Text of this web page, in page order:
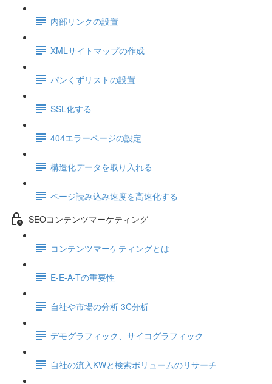
内部リンクの設置
XMLサイトマップの作成
パンくずリストの設置
SSL化する
404エラーページの設定
構造化データを取り入れる
ページ読み込み速度を高速化する
SEOコンテンツマーケティング
コンテンツマーケティングとは
E-E-A-Tの重要性
自社や市場の分析 3C分析
デモグラフィック、サイコグラフィック
自社の流入KWと検索ボリュームのリサーチ